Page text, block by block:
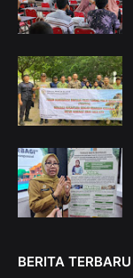
BERITA TERBARU